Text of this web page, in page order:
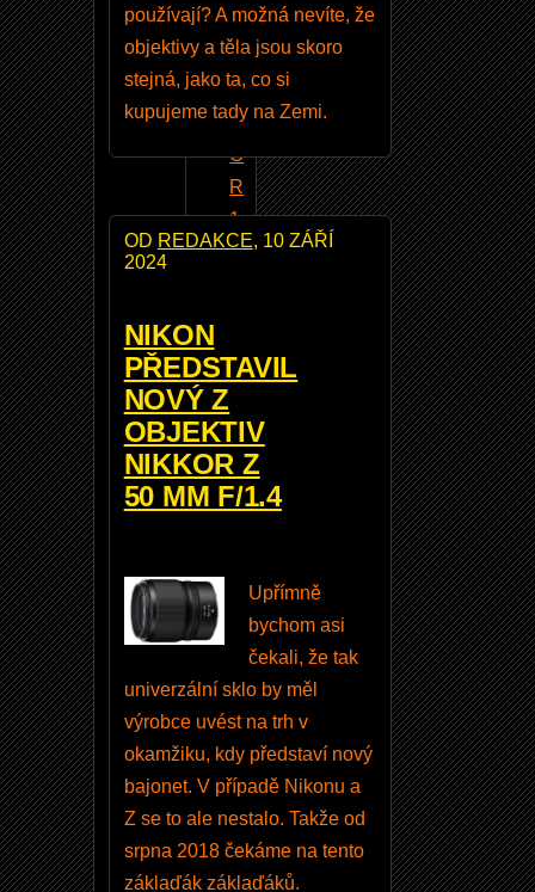
používají? A možná nevíte, že
objektivy a těla jsou skoro
stejná, jako ta, co si
kupujeme tady na Zemi.
OD REDAKCE, 10 ZÁŘÍ
2024
NIKON
PŘEDSTAVIL
NOVÝ Z
OBJEKTIV
NIKKOR Z
50 MM F/1.4
Upřímně
bychom asi
čekali, že tak
univerzální sklo by měl
výrobce uvést na trh v
okamžiku, kdy představí nový
bajonet. V případě Nikonu a
Z se to ale nestalo. Takže od
srpna 2018 čekáme na tento
záklaďák záklaďáků.
N
I
K
K
O
R
1
8
0
m
m
,
3
6
G
E
D
?
J